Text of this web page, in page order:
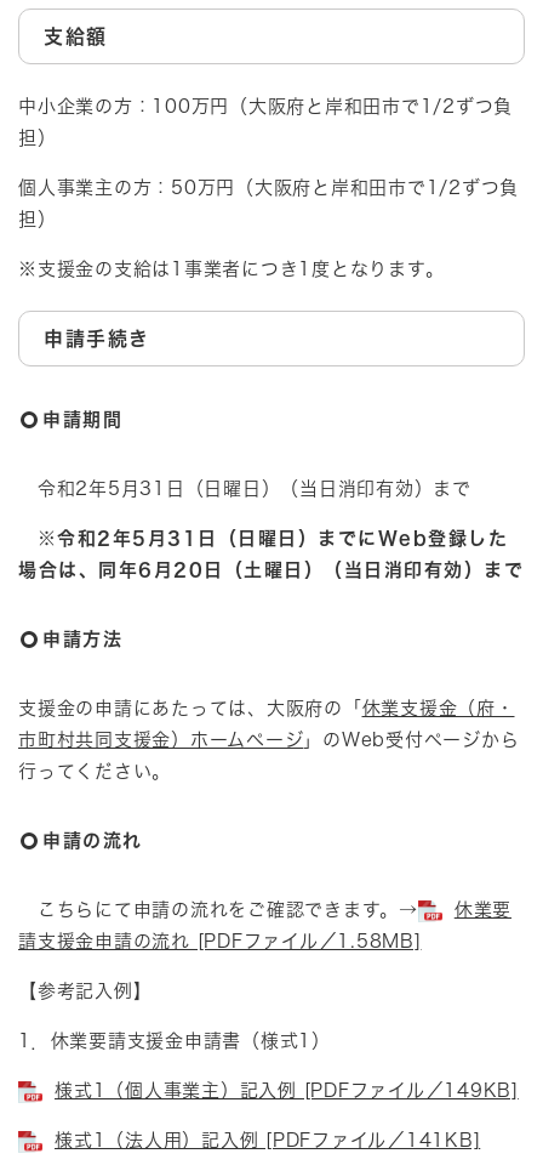
支給額
中小企業の方：100万円（大阪府と岸和田市で1/2ずつ負
担）
個人事業主の方：50万円（大阪府と岸和田市で1/2ずつ負
担）
※支援金の支給は1事業者につき1度となります。
申請手続き
申請期間
令和2年5月31日（日曜日）（当日消印有効）まで
※令和2年5月31日（日曜日）までにWeb登録した
場合は、同年6月20日（土曜日）（当日消印有効）まで
申請方法
支援金の申請にあたっては、大阪府の「 休業支援金（府・
市町村共同支援金）ホームページ 」のWeb受付ページから
行ってください。
申請の流れ
こちらにて申請の流れをご確認できます。→
休業要
請支援金申請の流れ [PDFファイル／1.58MB]
【参考記入例】
1．休業要請支援金申請書（様式1）
様式1（個人事業主）記入例 [PDFファイル／149KB]
様式1（法人用）記入例 [PDFファイル／141KB]